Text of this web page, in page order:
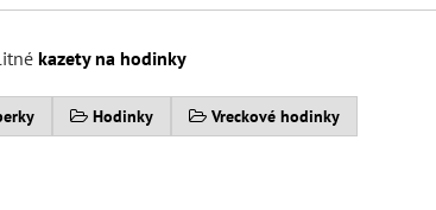
kazety na hodinky
Hodinky Vreckové hodinky